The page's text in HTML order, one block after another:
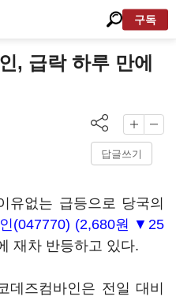
구독
, 급락 하루 만에
답글쓰기
유없는 급등으로 당국의
(047770) (2,680원 ▼25
재차 반등하고 있다.
즈컴바인은 전일 대비